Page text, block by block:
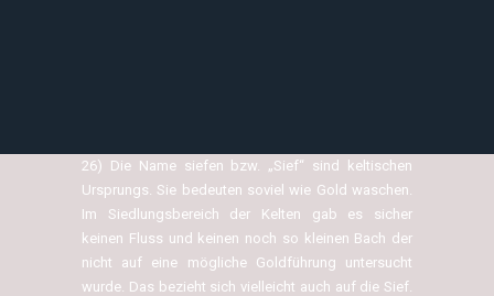
26) Die Name siefen bzw. „Sief“ sind keltischen
Ursprungs. Sie bedeuten soviel wie Gold waschen.
Im Siedlungsbereich der Kelten gab es sicher
keinen Fluss und keinen noch so kleinen Bach der
nicht auf eine mögliche Goldführung untersucht
wurde. Das bezieht sich vielleicht auch auf die Sief.